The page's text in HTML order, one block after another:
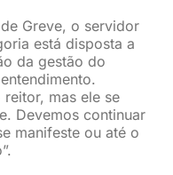
Greve, o servidor
está disposta a
da gestão do
mas ele se
Devemos continuar
manifeste ou até o